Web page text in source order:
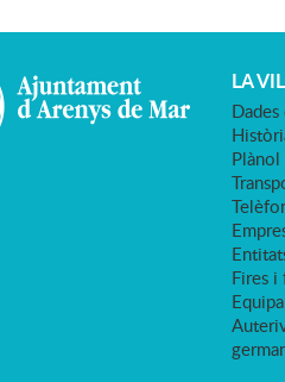
LA
Plànol
Fires i